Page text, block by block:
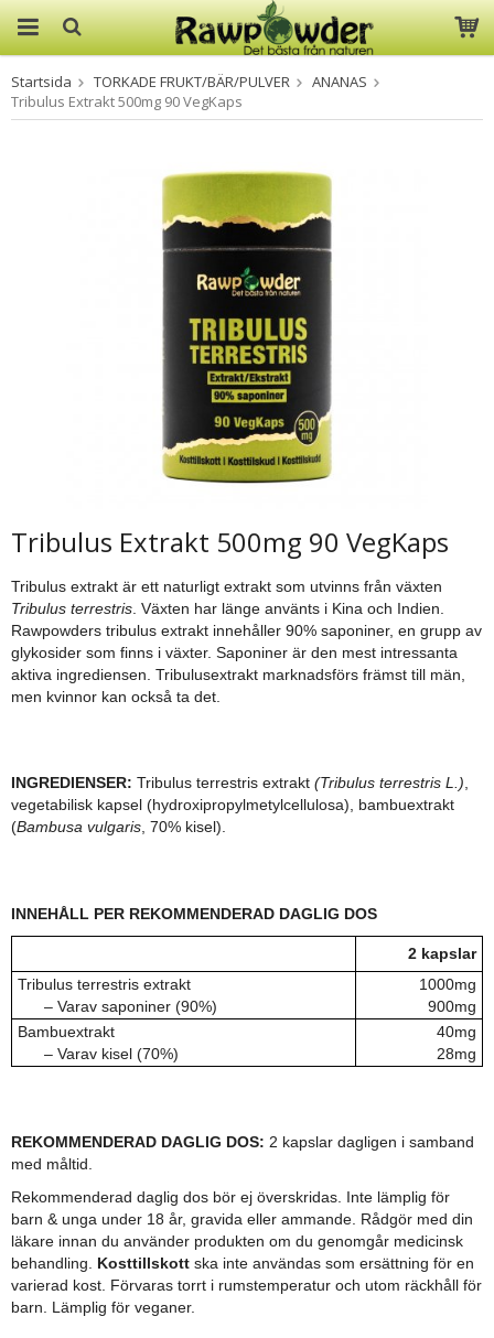
Produkten har blivit tillagd i
varukorgen
Startsida TORKADE FRUKT/BÄR/PULVER
ANANAS
Tribulus Extrakt 500mg 90 VegKaps
Tribulus Extrakt 500mg 90 VegKaps
Tribulus extrakt är ett naturligt extrakt som utvinns från växten
Tribulus terrestris . Växten har länge använts i Kina och Indien.
Rawpowders tribulus extrakt innehåller 90% saponiner, en grupp av
glykosider som finns i växter. Saponiner är den mest intressanta
aktiva ingrediensen. Tribulusextrakt marknadsförs främst till män,
men kvinnor kan också ta det.
INGREDIENSER: Tribulus terrestris extrakt (Tribulus terrestris L.)
vegetabilisk kapsel (hydroxipropylmetylcellulosa), bambuextrakt
(Bambusa vulgaris , 70% kisel).
INNEHÅLL PER REKOMMENDERAD DAGLIG DOS
2 kapslar
Tribulus terrestris extrakt
– Varav saponiner (90%)
1000mg
900mg
Bambuextrakt
– Varav kisel (70%)
40mg
28mg
REKOMMENDERAD DAGLIG DOS: 2 kapslar dagligen i samband
med måltid.
Rekommenderad daglig dos bör ej överskridas. Inte lämplig för
barn & unga under 18 år, gravida eller ammande. Rådgör med din
läkare innan du använder produkten om du genomgår medicinsk
behandling. Kosttillskott ska inte användas som ersättning för en
varierad kost. Förvaras torrt i rumstemperatur och utom räckhåll för
barn. Lämplig för veganer.